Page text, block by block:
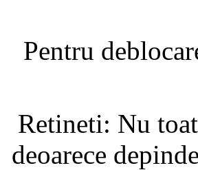
Pentru
Retineti: Nu
deoarece